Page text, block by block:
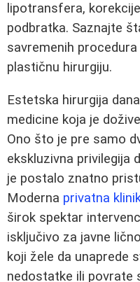
lipotransfera,
podbratka. Saznajte
savremenih
plastičnu hirurgiju.
Estetska hirurgija
medicine koja je
Ono što je pre samo
ekskluzivna privilegija
je postalo znatno
Moderna privatna
širok spektar
isključivo za javne
koji žele da unaprede
nedostatke ili povrate